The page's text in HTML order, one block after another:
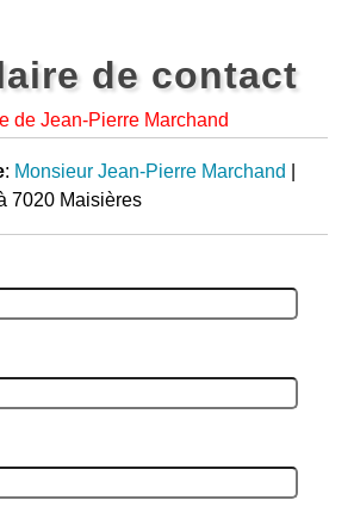
de contact
de Jean-Pierre Marchand
: Monsieur Jean-Pierre Marchand
7020 Maisières